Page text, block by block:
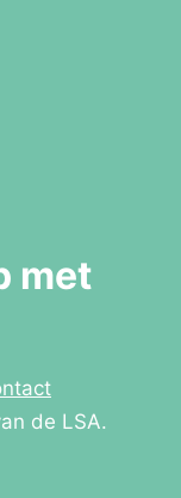
met
de LSA.